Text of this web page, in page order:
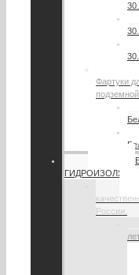
Фартуки
ГИДРОИЗОЛЯЦИЯ
России.